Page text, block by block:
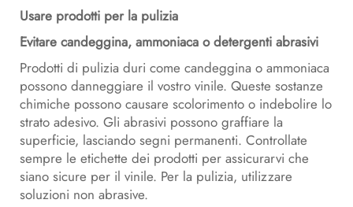
Usare prodotti per la pulizia
Evitare candeggina, ammoniaca o detergenti abrasivi
Prodotti di pulizia duri come candeggina o ammoniaca
possono danneggiare il vostro vinile. Queste sostanze
chimiche possono causare scolorimento o indebolire lo
strato adesivo. Gli abrasivi possono graffiare la
superficie, lasciando segni permanenti. Controllate
sempre le etichette dei prodotti per assicurarvi che
siano sicure per il vinile. Per la pulizia, utilizzare
soluzioni non abrasive.